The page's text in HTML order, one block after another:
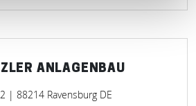
ANLAGENBAU
| 88214 Ravensburg DE